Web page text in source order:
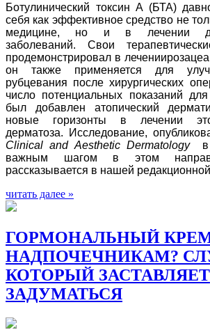
Ботулинический токсин A (БТА)
себя как эффективное средство не
медицине, но и в лечении
заболеваний. Свои
продемонстрировал в
он также применяется для
рубцевания после хирургических
число потенциальных показаний
был добавлен атопический
новые горизонты в лечении
дерматоза. Исследование,
Clinical and Aesthetic Dermatologyв
важным шагом в этом
рассказывается в нашей
читать далее »
ГОРМОНАЛЬНЫЙ
НАДПОЧЕЧНИКАМ?
КОТОРЫЙ ЗАСТАВЛЯЕТ
ЗАДУМАТЬСЯ